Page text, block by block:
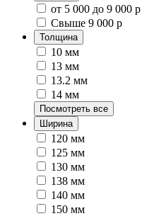
от 5 000 до 9 000 р
Свыше 9 000 р
Толщина
10 мм
13 мм
13.2 мм
14 мм
Посмотреть все
Ширина
120 мм
125 мм
130 мм
138 мм
140 мм
150 мм